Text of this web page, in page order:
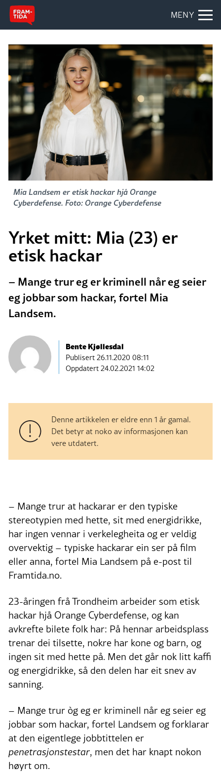
MENY
Mia Landsem er etisk hackar hjå Orange
Cyberdefense. Foto: Orange Cyberdefense
Yrket mitt: Mia (23) er
etisk hackar
– Mange trur eg er kriminell når eg seier
eg jobbar som hackar, fortel Mia
Landsem.
Bente Kjøllesdal
Publisert26.11.2020 08:11
Oppdatert 24.02.2021 14:02
Denne artikkelen er eldre enn 1 år gamal.
Det betyr at noko av informasjonen kan
vere utdatert.
– Mange trur at hackarar er den typiske
stereotypien med hette, sit med energidrikke,
har ingen vennar i verkelegheita og er veldig
overvektig – typiske hackarar ein ser på film
eller anna, fortel Mia Landsem på e-post til
Framtida.no.
23-åringen frå Trondheim arbeider som etisk
hackar hjå Orange Cyberdefense, og kan
avkrefte bilete folk har: På hennar arbeidsplass
trenar dei tilsette, nokre har kone og barn, og
ingen sit med hette på. Men det går nok litt kaffi
og energidrikke, så den delen har eit snev av
sanning.
– Mange trur òg eg er kriminell når eg seier eg
jobbar som hackar, fortel Landsem og forklarar
at den eigentlege jobbtittelen er
penetrasjonstestar, men det har knapt nokon
høyrt om.